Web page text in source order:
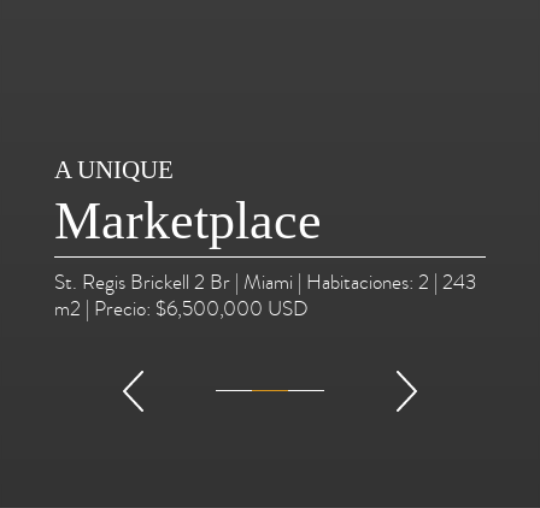
A UNIQUE
Marketplace
St. Regis Brickell 2 Br | Miami | Habitaciones: 2 | 243
m2 | Precio: $6,500,000 USD